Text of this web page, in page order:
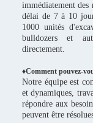
immédiatement des
délai de 7 à 10
1000 unités
bulldozers et
directement.
♦Comment pouvez-
Notre équipe est
et dynamiques,
répondre aux
peuvent être